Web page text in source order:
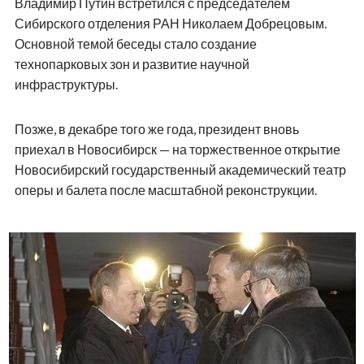
Владимир Путин встретился с председателем
Сибирского отделения РАН Николаем Добрецовым.
Основной темой беседы стало создание
технопарковых зон и развитие научной
инфраструктуры.
Позже, в декабре того же года, президент вновь
приехал в Новосибирск — на торжественное открытие
Новосибирский государственный академический театр
оперы и балета после масштабной реконструкции.